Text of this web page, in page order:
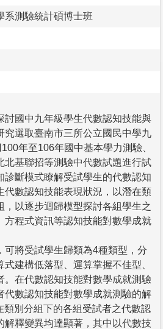
系測驗統計碩博士班
討國中九年級學生代數認知技能與
究選取臺南市三所公立國民中學九
年至106年國中基本學力測驗、
北基聯招等測驗中代數試題進行試
診斷模式瞭解受試學生的代數認知
代數認知技能表現狀況，以潛在類
，以逐步迴歸模型探討各組學生之
方程式資訊等認知技能對數學成就
可將受試學生歸類為4種類型，分
建構低落型、運算掌握不佳型、
。在代數認知技能對數學成就測驗
代數認知技能對數學成就測驗的解
類別分組下的各組受試者之代數認
解釋變異均達顯著，其中以代數技